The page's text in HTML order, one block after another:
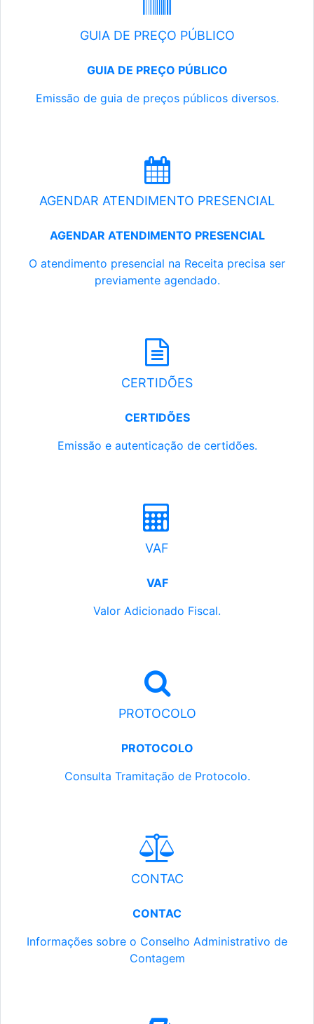
GUIA DE PREÇO PÚBLICO
GUIA DE PREÇO PÚBLICO
Emissão de guia de preços públicos diversos.
AGENDAR ATENDIMENTO PRESENCIAL
AGENDAR ATENDIMENTO PRESENCIAL
O atendimento presencial na Receita precisa ser
previamente agendado.
CERTIDÕES
CERTIDÕES
Emissão e autenticação de certidões.
VAF
VAF
Valor Adicionado Fiscal.
PROTOCOLO
PROTOCOLO
Consulta Tramitação de Protocolo.
CONTAC
CONTAC
Informações sobre o Conselho Administrativo de
Contagem